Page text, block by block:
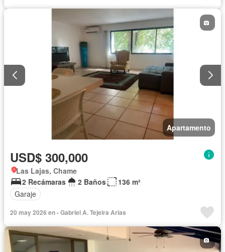
Apartamento
USD$ 300,000
Las Lajas, Chame
2 Recámaras
2 Baños
136 m²
Garaje
20 may 2026 en - Gabriel A. Tejeira Arias